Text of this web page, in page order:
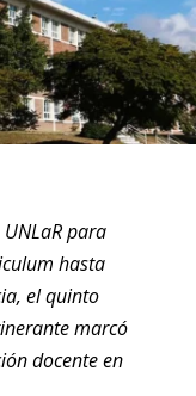
para
hasta
el quinto
marcó
docente en